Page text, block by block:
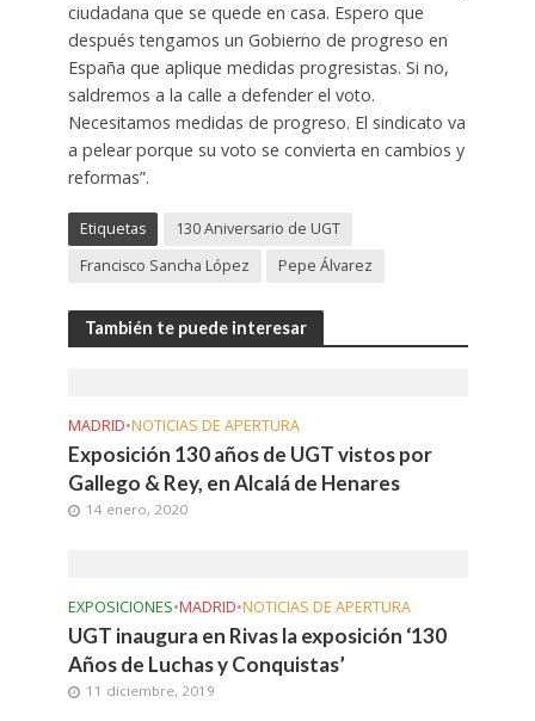
ciudadana que se quede en casa. Espero que
después tengamos un Gobierno de progreso en
España que aplique medidas progresistas. Si no,
saldremos a la calle a defender el voto.
Necesitamos medidas de progreso. El sindicato va
a pelear porque su voto se convierta en cambios y
reformas”.
Etiquetas
130 Aniversario de UGT
Francisco Sancha López
Pepe Álvarez
También te puede interesar
MADRID•NOTICIAS DE APERTURA
Exposición 130 años de UGT vistos por
Gallego & Rey, en Alcalá de Henares
14 enero, 2020
EXPOSICIONES•MADRID•NOTICIAS DE APERTURA
UGT inaugura en Rivas la exposición ‘130
Años de Luchas y Conquistas’
11 diciembre, 2019